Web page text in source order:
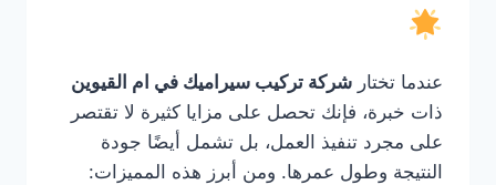
عندما تختار شركة تركيب سيراميك في ام القيوين
ذات خبرة، فإنك تحصل على مزايا كثيرة لا تقتصر
على مجرد تنفيذ العمل، بل تشمل أيضًا جودة
النتيجة وطول عمرها. ومن أبرز هذه المميزات: